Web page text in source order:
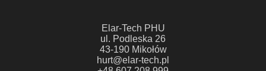
Elar-Tech PHU
ul. Podleska 26
43-190 Mikołów
hurt@elar-tech.pl